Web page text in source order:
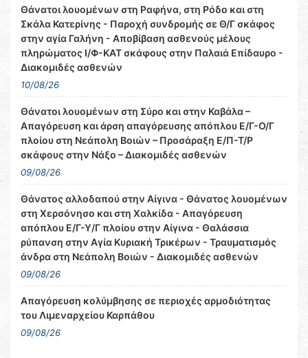
Θάνατοι λουομένων στη Ραφήνα, στη Ρόδο και στη
Σκάλα Κατερίνης - Παροχή συνδρομής σε Θ/Γ σκάφος
στην αγία Γαλήνη - Αποβίβαση ασθενούς μέλους
πληρώματος Ι/Φ-ΚΑΤ σκάφους στην Παλαιά Επίδαυρο -
Διακομιδές ασθενών
10/08/26
Θάνατοι λουομένων στη Σύρο και στην Καβάλα –
Απαγόρευση και άρση απαγόρευσης απόπλου Ε/Γ-Ο/Γ
πλοίου στη Νεάπολη Βοιών – Προσάραξη Ε/Π-Τ/Ρ
σκάφους στην Νάξο – Διακομιδές ασθενών
09/08/26
Θάνατος αλλοδαπού στην Αίγινα - Θάνατος λουομένων
στη Χερσόνησο και στη Χαλκίδα - Απαγόρευση
απόπλου Ε/Γ-Υ/Γ πλοίου στην Αίγινα - Θαλάσσια
ρύπανση στην Αγία Κυριακή Τρικέρων - Τραυματισμός
άνδρα στη Νεάπολη Βοιών - Διακομιδές ασθενών
09/08/26
Απαγόρευση κολύμβησης σε περιοχές αρμοδιότητας
του Λιμεναρχείου Καρπάθου
09/08/26